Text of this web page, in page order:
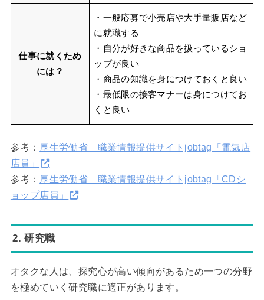
仕事に就くため
には？
・一般応募で小売店や大手量販店など
に就職する
・自分が好きな商品を扱っているショ
ップが良い
・商品の知識を身につけておくと良い
・最低限の接客マナーは身につけてお
くと良い
参考： 厚生労働省 職業情報提供サイトjobtag「電気店
店員」
参考： 厚生労働省 職業情報提供サイトjobtag「CDシ
ョップ店員」
2. 研究職
オタクな人は、探究心が高い傾向があるため一つの分野
を極めていく研究職に適正があります。